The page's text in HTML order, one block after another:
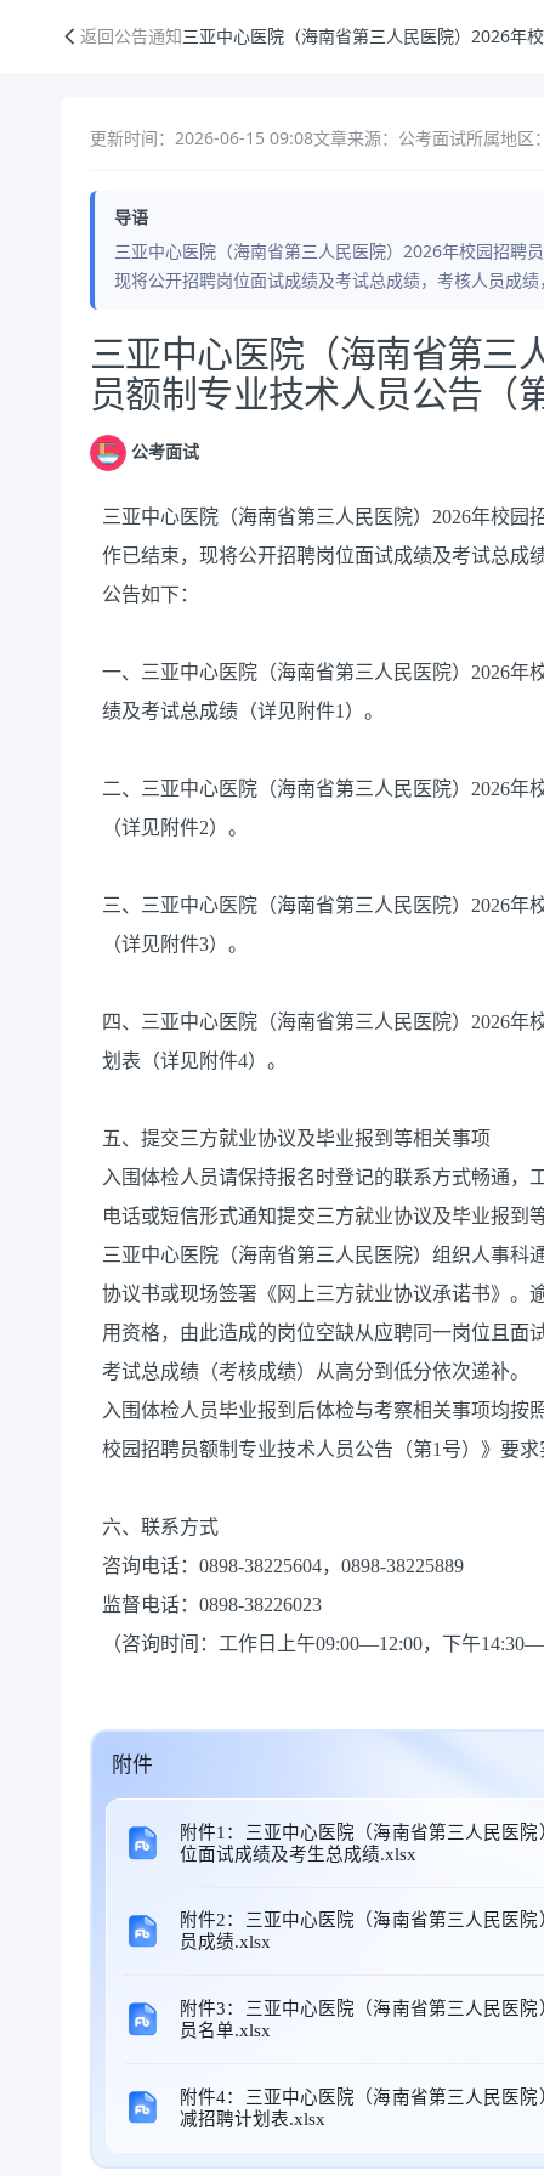
返回公告通知三亚中心医院（海南省第三人民医院）2026年
更新时间：2026-06-15 09:08文章来源：公考面试所属地区
导语
三亚中心医院（海南省第三人民医院）2026年校园招聘
现将公开招聘岗位面试成绩及考试总成绩，考核人员成
公告正文
三亚中心医院（海南省第三
员额制专业技术人员公告（
公考面试
三亚中心医院（海南省第三人民医院）2026年校
作已结束，现将公开招聘岗位面试成绩及考试总成
公告如下：
一、三亚中心医院（海南省第三人民医院）2026
绩及考试总成绩（详见附件1）。
二、三亚中心医院（海南省第三人民医院）2026
（详见附件2）。
三、三亚中心医院（海南省第三人民医院）2026
（详见附件3）。
四、三亚中心医院（海南省第三人民医院）2026
划表（详见附件4）。
五、提交三方就业协议及毕业报到等相关事项
入围体检人员请保持报名时登记的联系方式畅通，
电话或短信形式通知提交三方就业协议及毕业报到
三亚中心医院（海南省第三人民医院）组织人事
协议书或现场签署《网上三方就业协议承诺书》。
用资格，由此造成的岗位空缺从应聘同一岗位且面
考试总成绩（考核成绩）从高分到低分依次递补。
入围体检人员毕业报到后体检与考察相关事项均按
校园招聘员额制专业技术人员公告（第1号）》要求
六、联系方式
咨询电话：0898-38225604，0898-38225889
监督电话：0898-38226023
（咨询时间：工作日上午09:00—12:00，下午
附件
附件1：三亚中心医院（海南省第三人民医
位面试成绩及考生总成绩.xlsx
附件2：三亚中心医院（海南省第三人民医
员成绩.xlsx
附件3：三亚中心医院（海南省第三人民医
员名单.xlsx
附件4：三亚中心医院（海南省第三人民医
减招聘计划表.xlsx